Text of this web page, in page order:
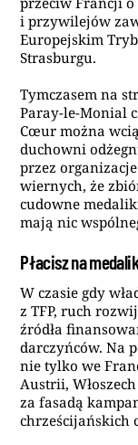
i przywilejów
Europejskim
Strasburgu.
Tymczasem na
Paray-le-Monial
Cœur można
duchowni
przez
wiernych, że
cudowne
mają nic
Płacisz na
W czasie gdy
z TFP, ruch
źródła
darczyńców. Na
nie tylko we
Austrii,
za fasadą
chrześcijańskich